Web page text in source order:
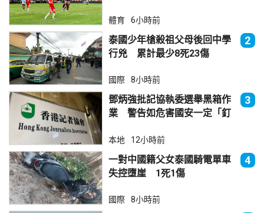
體育 6小時前
泰國少年槍殺祖父母後回中學
行兇 累計最少8死23傷
2
國際 8小時前
鄧炳強批記協執委選舉黑箱作
業 警告如危害國安一定「釘
3
本地 12小時前
一對中國籍父女泰國騎電單車
失控墮崖 1死1傷
4
國際 8小時前